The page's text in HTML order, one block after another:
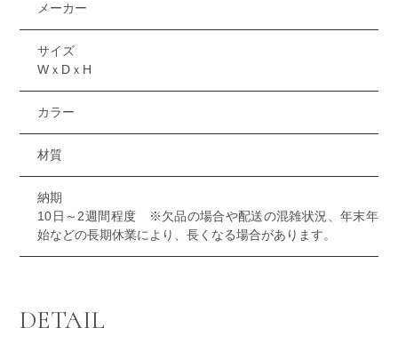
メーカー
サイズ
WｘDｘH
カラー
材質
納期
10日～2週間程度 ※欠品の場合や配送の混雑状況、年末年
始などの長期休業により、長くなる場合があります。
DETAIL